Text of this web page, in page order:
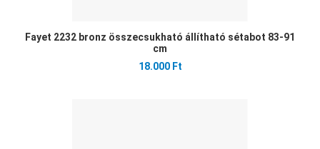
Fayet 2232 bronz összecsukható állítható sétabot 83-91
cm
18.000 Ft